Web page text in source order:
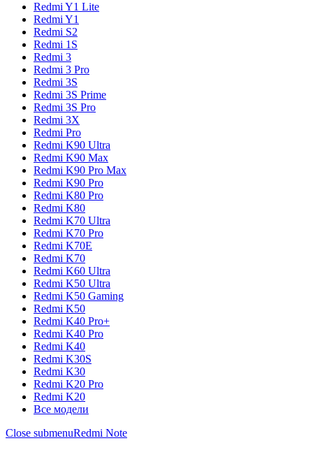
Redmi Y1 Lite
Redmi Y1
Redmi S2
Redmi 1S
Redmi 3
Redmi 3 Pro
Redmi 3S
Redmi 3S Prime
Redmi 3S Pro
Redmi 3X
Redmi Pro
Redmi K90 Ultra
Redmi K90 Max
Redmi K90 Pro Max
Redmi K90 Pro
Redmi K80 Pro
Redmi K80
Redmi K70 Ultra
Redmi K70 Pro
Redmi K70E
Redmi K70
Redmi K60 Ultra
Redmi K50 Ultra
Redmi K50 Gaming
Redmi K50
Redmi K40 Pro+
Redmi K40 Pro
Redmi K40
Redmi K30S
Redmi K30
Redmi K20 Pro
Redmi K20
Все модели
Close submenuRedmi Note